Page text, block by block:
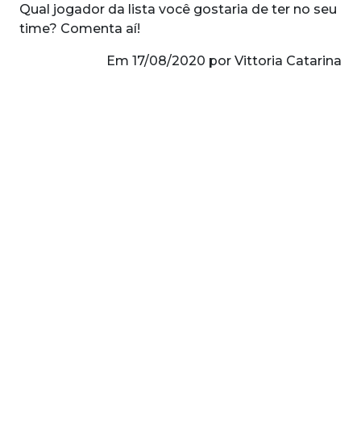
Qual jogador da lista você gostaria de ter no seu
time? Comenta aí!
Em 17/08/2020 por Vittoria Catarina